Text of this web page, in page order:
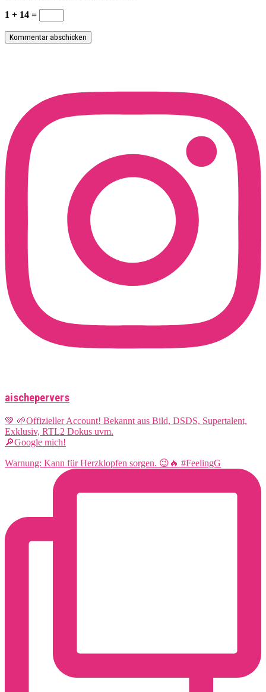
1 + 14 =
aischepervers
💚 🌱Offizieller Account! Bekannt aus Bild, DSDS, Supertalent,
Exklusiv, RTL2 Dokus uvm.
🔎Google mich!
Warnung: Kann für Herzklopfen sorgen. 😉🔥 #FeelingG